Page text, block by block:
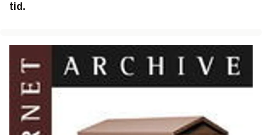
tid.